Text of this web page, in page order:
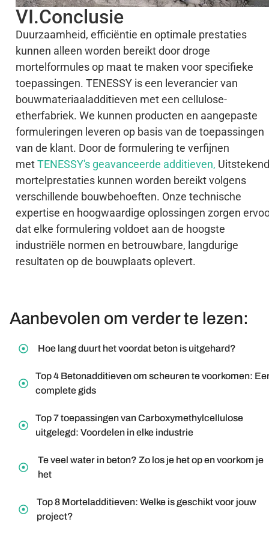
VI.Conclusie
Duurzaamheid, efficiëntie en optimale prestaties
kunnen alleen worden bereikt door droge
mortelformules op maat te maken voor specifieke
toepassingen. TENESSY is een leverancier van
bouwmateriaaladditieven met een cellulose-
etherfabriek. We kunnen producten en aangepaste
formuleringen leveren op basis van de toepassingen
van de klant. Door de formulering te verfijnen
metTENESSY's geavanceerde additieven,
mortelprestaties kunnen worden bereikt volgens
verschillende bouwbehoeften. Onze technische
expertise en hoogwaardige oplossingen zorgen
dat elke formulering voldoet aan de hoogste
industriële normen en betrouwbare, langdurige
resultaten op de bouwplaats oplevert.
Aanbevolen om verder te lezen:
Hoe lang duurt het voordat beton is uitgehard?
Top 4 Betonadditieven om scheuren te voorkomen:
complete gids
Top 7 toepassingen van Carboxymethylcellulose
uitgelegd: Voordelen in elke industrie
Te veel water in beton? Zo los je het op en voorkom je
het
Top 8 Morteladditieven: Welke is geschikt voor jouw
project?